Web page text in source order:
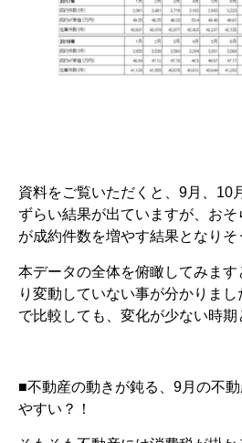
資料をご覧いただくと、9月、10
ずらい結果が出ていますが、お
が成約件数を増やす結果となりそ
本データの全体を俯瞰してみます
り変動していない事が分かりま
で比較しても、変化が少ない時期
■不動産の動きが鈍る、9月の不
やすい？！